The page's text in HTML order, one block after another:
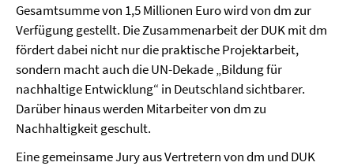
Gesamtsumme von 1,5 Millionen Euro wird von dm zur
Verfügung gestellt. Die Zusammenarbeit der DUK mit dm
fördert dabei nicht nur die praktische Projektarbeit,
sondern macht auch die UN-Dekade „Bildung für
nachhaltige Entwicklung“ in Deutschland sichtbarer.
Darüber hinaus werden Mitarbeiter von dm zu
Nachhaltigkeit geschult.
Eine gemeinsame Jury aus Vertretern von dm und DUK